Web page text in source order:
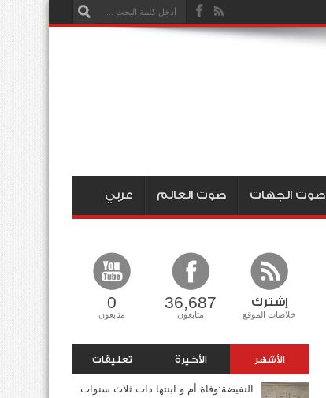
صوت الجهات صوت العالم عربي
إشترك
خلاصات الموقع
36,687
متابعون
0
متابعون
الأشهر الأخيرة تعليقات
النفيضة:وفاة أم و ابنتها ذات ثلاث سنوات